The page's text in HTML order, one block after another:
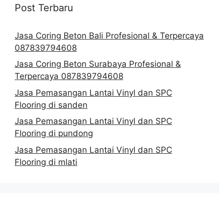
Post Terbaru
Jasa Coring Beton Bali Profesional & Terpercaya
087839794608
Jasa Coring Beton Surabaya Profesional &
Terpercaya 087839794608
Jasa Pemasangan Lantai Vinyl dan SPC
Flooring di sanden
Jasa Pemasangan Lantai Vinyl dan SPC
Flooring di pundong
Jasa Pemasangan Lantai Vinyl dan SPC
Flooring di mlati